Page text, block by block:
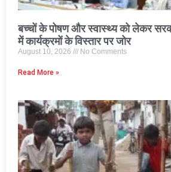
बच्चों के पोषण और स्वास्थ्य को लेकर
में कार्यक्रमों के विस्तार पर जोर
August 10, 2026 No Comments
Read More »